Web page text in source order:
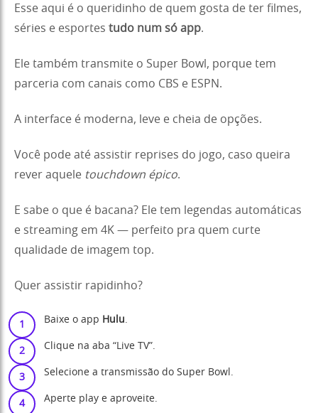
Esse aqui é o queridinho de quem gosta de ter filmes,
séries e esportes tudo num só app.
Ele também transmite o Super Bowl, porque tem
parceria com canais como CBS e ESPN.
A interface é moderna, leve e cheia de opções.
Você pode até assistir reprises do jogo, caso queira
rever aquele touchdown épico.
E sabe o que é bacana? Ele tem legendas automáticas
e streaming em 4K — perfeito pra quem curte
qualidade de imagem top.
Quer assistir rapidinho?
Baixe o app Hulu
Clique na aba “Live TV”.
Selecione a transmissão do Super Bowl.
Aperte play e aproveite.